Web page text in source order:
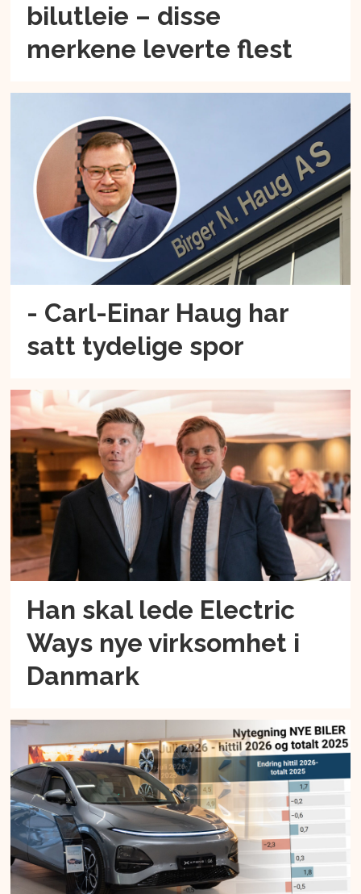
bilutleie – disse
merkene leverte flest
- Carl-Einar Haug har
satt tydelige spor
Han skal lede Electric
Ways nye virksomhet i
Danmark